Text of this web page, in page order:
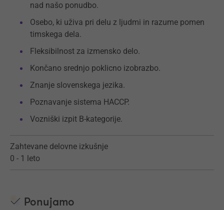
nad našo ponudbo.
Osebo, ki uživa pri delu z ljudmi in razume pomen
timskega dela.
Fleksibilnost za izmensko delo.
Končano srednjo poklicno izobrazbo.
Znanje slovenskega jezika.
Poznavanje sistema HACCP.
Vozniški izpit B-kategorije.
Zahtevane delovne izkušnje
0 - 1 leto
Ponujamo